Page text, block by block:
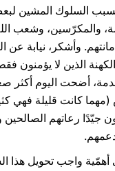
السلوك المشين لبعض
والمكرّسين، وشعب
وأشكر، نيابة عن
الذين لا يؤمنون
أضحت اليوم أكثر
كانت قليلة فهي
جيّدًا رعاتهم
أهمّية واجب تحويل